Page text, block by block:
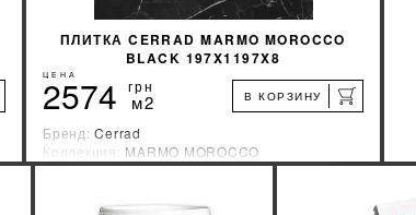
ПЛИТКА CERRAD MARMO MOROCCO
BLACK 197X1197X8
ЦЕНА
2574 грн
м2 В КОРЗИНУ
Бренд:Cerrad
Коллекция: MARMO MOROCCO
Страна-производитель:Польша
УЗНАТЬ СВОЮ СКИДКУ